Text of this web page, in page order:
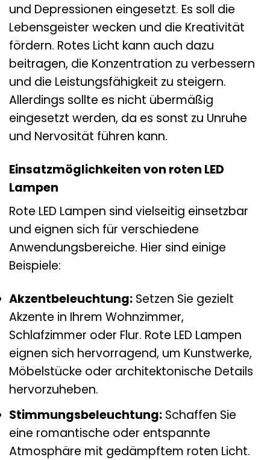
und Depressionen eingesetzt. Es soll die
Lebensgeister wecken und die Kreativität
fördern. Rotes Licht kann auch dazu
beitragen, die Konzentration zu verbessern
und die Leistungsfähigkeit zu steigern.
Allerdings sollte es nicht übermäßig
eingesetzt werden, da es sonst zu Unruhe
und Nervosität führen kann.
Einsatzmöglichkeiten von roten LED
Lampen
Rote LED Lampen sind vielseitig einsetzbar
und eignen sich für verschiedene
Anwendungsbereiche. Hier sind einige
Beispiele:
Akzentbeleuchtung: Setzen Sie gezielt
Akzente in Ihrem Wohnzimmer,
Schlafzimmer oder Flur. Rote LED Lampen
eignen sich hervorragend, um Kunstwerke,
Möbelstücke oder architektonische Details
hervorzuheben.
Stimmungsbeleuchtung: Schaffen Sie
eine romantische oder entspannte
Atmosphäre mit gedämpftem roten Licht.